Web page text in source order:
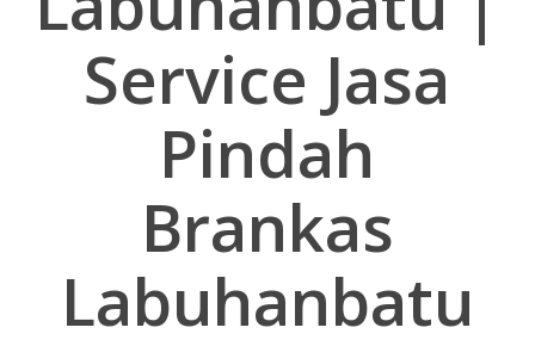
Service Jasa
Pindah
Brankas
Labuhanbatu